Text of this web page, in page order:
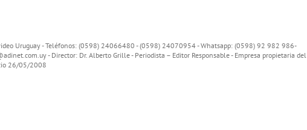
Uruguay - Teléfonos: (0598) 24066480 - (0598) 24070954 - Whatsapp: (0598) 92 982 986-
- Director: Dr. Alberto Grille - Periodista – Editor Responsable - Empresa propietaria del
26/05/2008